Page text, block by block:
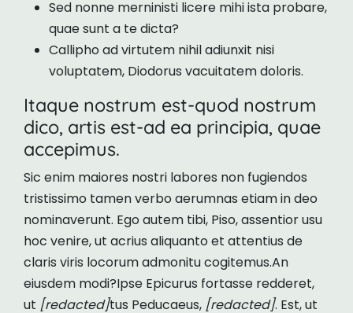
Sed nonne merninisti licere mihi ista probare,
quae sunt a te dicta?
Callipho ad virtutem nihil adiunxit nisi
voluptatem, Diodorus vacuitatem doloris.
Itaque nostrum est-quod nostrum
dico, artis est-ad ea principia, quae
accepimus.
Sic enim maiores nostri labores non fugiendos
tristissimo tamen verbo aerumnas etiam in deo
nominaverunt. Ego autem tibi, Piso, assentior usu
hoc venire, ut acrius aliquanto et attentius de
claris viris locorum admonitu cogitemus.An
eiusdem modi?Ipse Epicurus fortasse redderet,
ut [redacted]tus Peducaeus, [redacted]. Est, ut